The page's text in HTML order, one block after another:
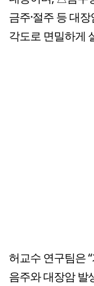
금주·절주 등 대
각도로 면밀하게
허교수 연구팀은
음주와 대장암 발